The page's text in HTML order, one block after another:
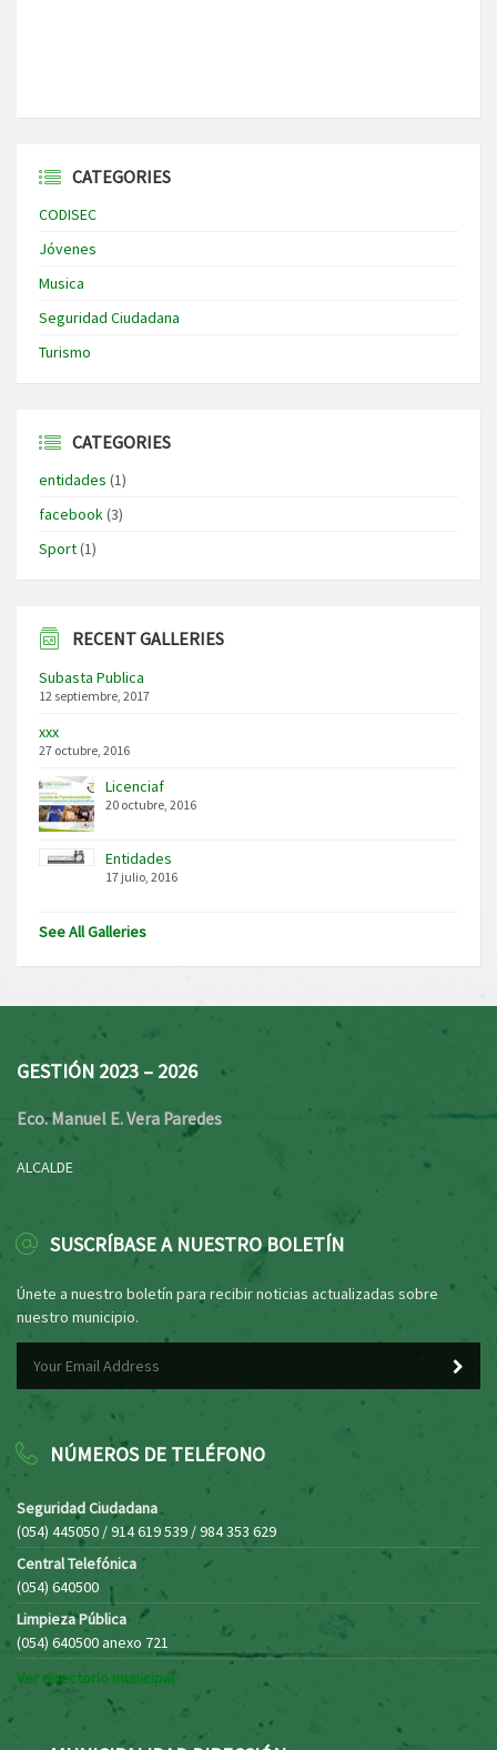
CATEGORIES
CODISEC
Jóvenes
Musica
Seguridad Ciudadana
Turismo
CATEGORIES
entidades (1)
facebook(3)
Sport(1)
RECENT GALLERIES
Subasta Publica
12 septiembre, 2017
xxx
27 octubre, 2016
Licenciaf
20 octubre, 2016
Entidades
17 julio, 2016
See All Galleries
GESTIÓN 2023 – 2026
Eco. Manuel E. Vera Paredes
ALCALDE
SUSCRÍBASE A NUESTRO BOLETÍN
Únete a nuestro boletín para recibir noticias actualizadas sobre
nuestro municipio.
NÚMEROS DE TELÉFONO
Seguridad Ciudadana
(054) 445050 / 914 619 539 / 984 353 629
Central Telefónica
(054) 640500
Limpieza Pública
(054) 640500 anexo 721
Ver directorio municipal